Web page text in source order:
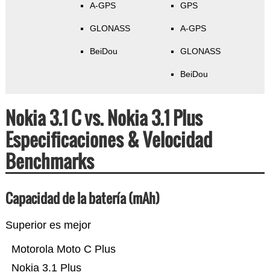
A-GPS
GLONASS
BeiDou
GPS
A-GPS
GLONASS
BeiDou
Nokia 3.1 C vs. Nokia 3.1 Plus
Especificaciones & Velocidad
Benchmarks
Capacidad de la batería (mAh)
Superior es mejor
Nokia 3.1 Plus
Motorola Moto C Plus